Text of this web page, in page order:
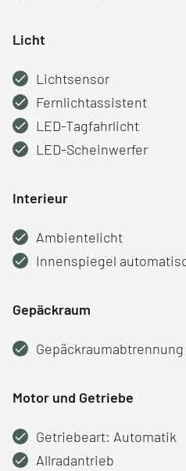
Licht
Lichtsensor
Fernlichtassistent
LED-Tagfahrlicht
LED-Scheinwerfer
Interieur
Ambientelicht
Innenspiegel
Gepäckraum
Gepäckraumabtrennung
Motor und Getriebe
Getriebeart: Automatik
Allradantrieb